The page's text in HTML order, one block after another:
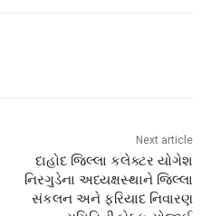
Next article
દાહોદ જિલ્લા કલેક્ટર યોગેશ
નિરગુડેના અધ્યક્ષસ્થાને જિલ્લા
સંકલન અને ફરિયાદ નિવારણ